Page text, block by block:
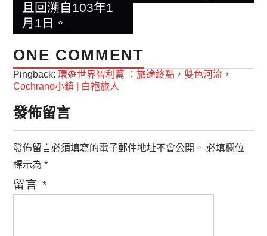
且回溯自103年1
月1日。
ONE COMMENT
Pingback:環遊世界智利篇 ：旅途終點，雙色河流，
Cochrane小鎮 | 白袍旅人
發佈留言
發佈留言必須填寫的電子郵件地址不會公開。 必填欄位
標示為*
留言*